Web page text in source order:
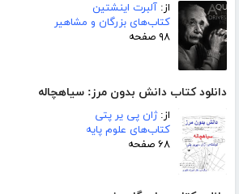
از: آلبرت اینشتین
کتاب‌های بزرگان و مشاهیر
۹۸ صفحه
دانلود کتاب دانش بدون مرز: سیاهچاله
از:ژان پی یر پتی
کتاب‌های علوم پایه
۶۸ صفحه